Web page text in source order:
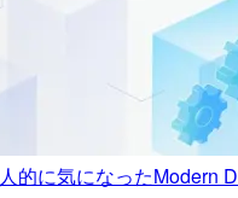
的に気になったModern